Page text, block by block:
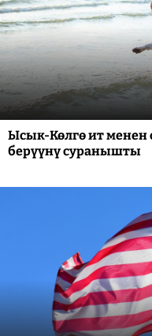
Ысык-Көлгө ит менен
берүүнү суранышты